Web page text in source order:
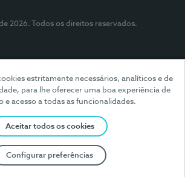
estritamente necessários, analíticos e de
para lhe oferecer uma boa experiência de
e acesso a todas as funcionalidades.
Aceitar todos os cookies
Configurar preferências
2026. Todos os direitos reservados.